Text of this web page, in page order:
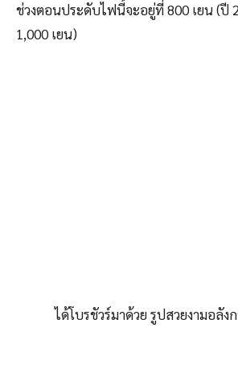
ช่วงตอนประดับไฟนี้จะอยู่ที่ 800 เยน (ปี
1,000 เยน)
ได้โบรชัวร์มาด้วย รูปสวยงามอลัง